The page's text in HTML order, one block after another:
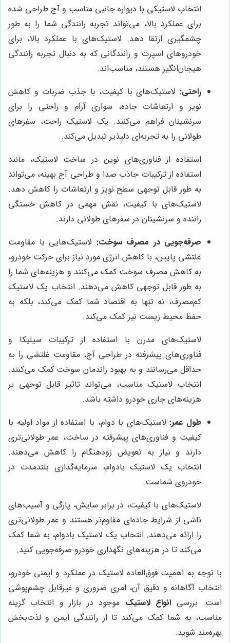
انتخاب لاستیکی با دیواره جانبی مناسب و آج طراحی شده
برای عملکرد بالا، می‌تواند تجربه رانندگی شما را به طور
چشمگیری ارتقا دهد. لاستیک‌های با عملکرد بالا، برای
خودروهای اسپرت و رانندگانی که به دنبال تجربه رانندگی
هیجان‌انگیز هستند، مناسب‌اند.
راحتی: لاستیک‌های با کیفیت، با جذب ضربات و کاهش
نویز و ارتعاشات جاده، سواری آرام و راحتی را برای
سرنشینان فراهم می‌کنند. یک لاستیک راحت، سفرهای
طولانی را به تجربه‌ای دلپذیر تبدیل می‌کند.
استفاده از فناوری‌های نوین در ساخت لاستیک، مانند
استفاده از ترکیبات جاذب صدا و طراحی آج بهینه، می‌تواند
به طور قابل توجهی سطح نویز و ارتعاشات را کاهش دهد.
لاستیک‌های با کیفیت، نقش مهمی در کاهش خستگی
راننده و سرنشینان در سفرهای طولانی دارند.
صرفه‌جویی در مصرف سوخت: لاستیک‌هایی با مقاومت
غلتشی پایین، با کاهش انرژی مورد نیاز برای حرکت خودرو،
به کاهش مصرف سوخت کمک می‌کنند و هزینه‌های شما را
به طور قابل توجهی کاهش می‌دهند. انتخاب یک لاستیک
کم‌مصرف، نه تنها به اقتصاد شما کمک می‌کند، بلکه به
حفظ محیط زیست نیز کمک می‌کند.
لاستیک‌های مدرن با استفاده از ترکیبات سیلیکا و
فناوری‌های پیشرفته در طراحی آج، مقاومت غلتشی را به
حداقل می‌رسانند و به بهبود راندمان سوخت کمک می‌کنند.
انتخاب لاستیک مناسب، می‌تواند تاثیر قابل توجهی بر
هزینه‌های جاری خودرو داشته باشد.
طول عمر: لاستیک‌های با دوام، با استفاده از مواد اولیه با
کیفیت و فناوری‌های پیشرفته در ساخت، عمر طولانی‌تری
دارند و نیاز به تعویض زودهنگام را کاهش می‌دهند.
انتخاب یک لاستیک بادوام، سرمایه‌گذاری بلندمدت در
خودروی شماست.
لاستیک‌های با کیفیت، در برابر سایش، پارگی و آسیب‌های
ناشی از شرایط جاده‌ای مقاوم‌تر هستند و عمر طولانی‌تری
را ارائه می‌دهند. انتخاب یک لاستیک بادوام، به شما کمک
می‌کند تا در هزینه‌های نگهداری خودرو صرفه‌جویی کنید.
با توجه به اهمیت فوق‌العاده لاستیک در عملکرد و ایمنی خودرو،
انتخاب آگاهانه و دقیق آن، امری ضروری و غیرقابل چشم‌پوشی
است. بررسی انواع لاستیک موجود در بازار و انتخاب گزینه
مناسب، به شما کمک می‌کند تا از رانندگی ایمن و لذت‌بخش
بهره‌مند شوید.